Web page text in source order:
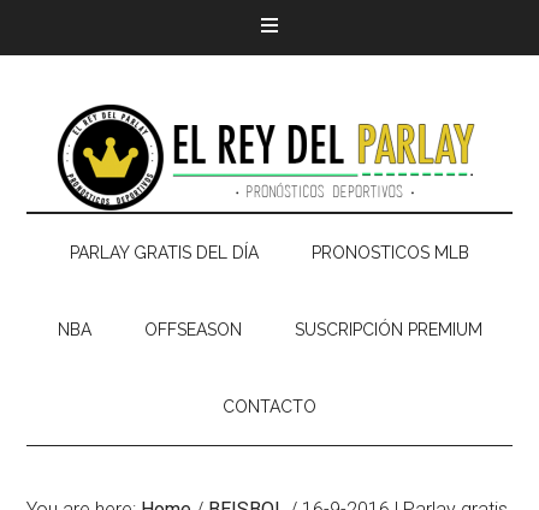
PARLAY GRATIS DEL DÍA PRONOSTICOS MLB
NBA OFFSEASON SUSCRIPCIÓN PREMIUM
CONTACTO